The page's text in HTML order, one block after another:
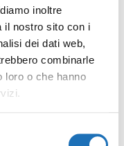
inoltre
il nostro sito con i
dei dati web,
combinarle
loro o che hanno